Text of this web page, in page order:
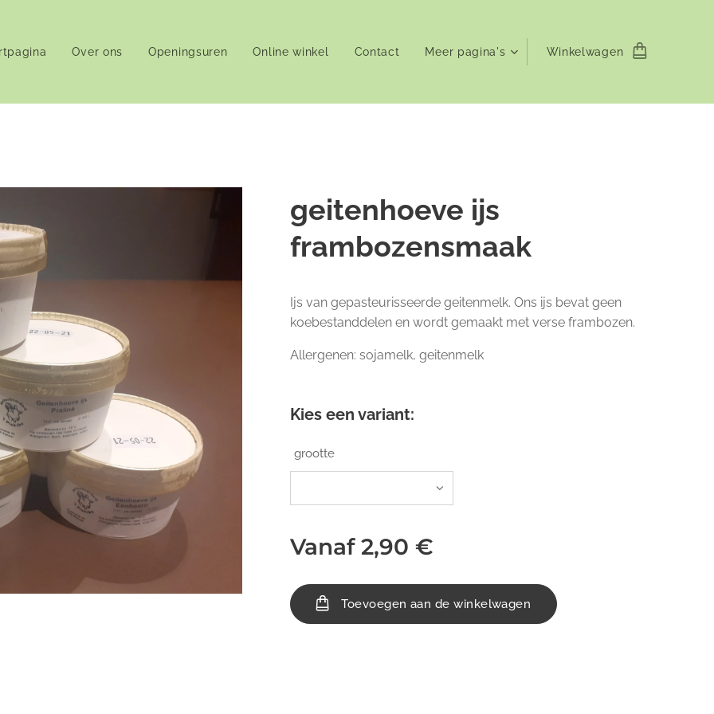
Over ons Openingsuren Online winkel Contact Meer pagina's Winkelwagen
geitenhoeve ijs
frambozensmaak
Ijs van gepasteurisseerde geitenmelk. Ons ijs bevat geen
koebestanddelen en wordt gemaakt met verse frambozen.
Allergenen: sojamelk, geitenmelk
Kies een variant:
grootte
Vanaf 2,90 €
Toevoegen aan de winkelwagen